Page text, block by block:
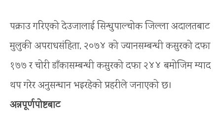
पक्राउ गरिएको देउजालाई सिन्धुपाल्चोक जिल्ला अदालतबाट
मुलुकी अपराधसंहिता, २०७४ को ज्यानसम्बन्धी कसुरको दफा
१७७ र चोरी डाँकासम्बन्धी कसुरको दफा २४४ बमोजिम म्याद
थप गरेर अनुसन्धान भइरहेको प्रहरीले जनाएको छ।
अन्नपूर्णपोष्टबाट